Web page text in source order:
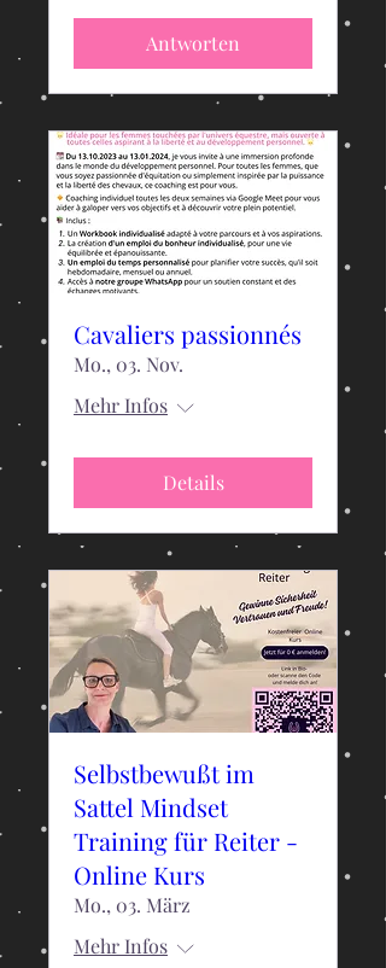
Antworten
Cavaliers passionnés
Mo., 03. Nov.
Mehr Infos
Details
Selbstbewußt im
Sattel Mindset
Training für Reiter -
Online Kurs
Mo., 03. März
Mehr Infos